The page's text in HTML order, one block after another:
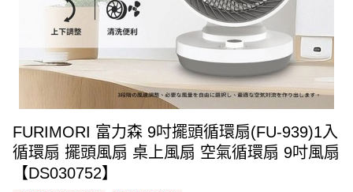
FURIMORI 富力森 9吋擺頭循環扇(FU-939)1入
循環扇 擺頭風扇 桌上風扇 空氣循環扇 9吋風扇
【DS030752】